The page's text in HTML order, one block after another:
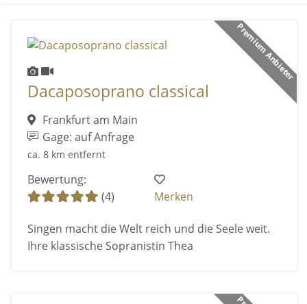
Premium Anbieter
Dacaposoprano classical
Frankfurt am Main
Gage: auf Anfrage
ca. 8 km entfernt
Bewertung:
(4)
Merken
Singen macht die Welt reich und die Seele weit.
Ihre klassische Sopranistin Thea